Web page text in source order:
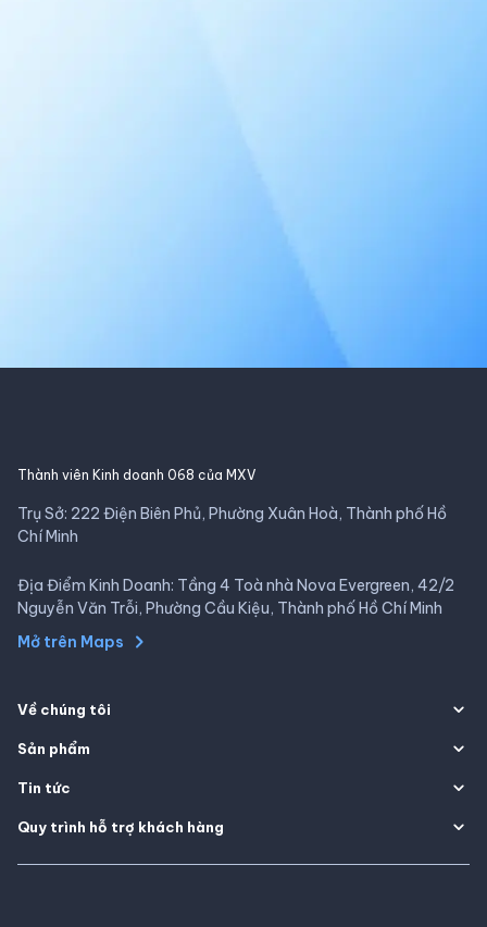
Thành viên Kinh doanh 068 của MXV
Trụ Sở: 222 Điện Biên Phủ, Phường Xuân Hoà, Thành phố Hồ
Chí Minh
Địa Điểm Kinh Doanh: Tầng 4 Toà nhà Nova Evergreen, 42/2
Nguyễn Văn Trỗi, Phường Cầu Kiệu, Thành phố Hồ Chí Minh
Mở trên Maps
Về chúng tôi
Sản phẩm
Tin tức
Quy trình hỗ trợ khách hàng